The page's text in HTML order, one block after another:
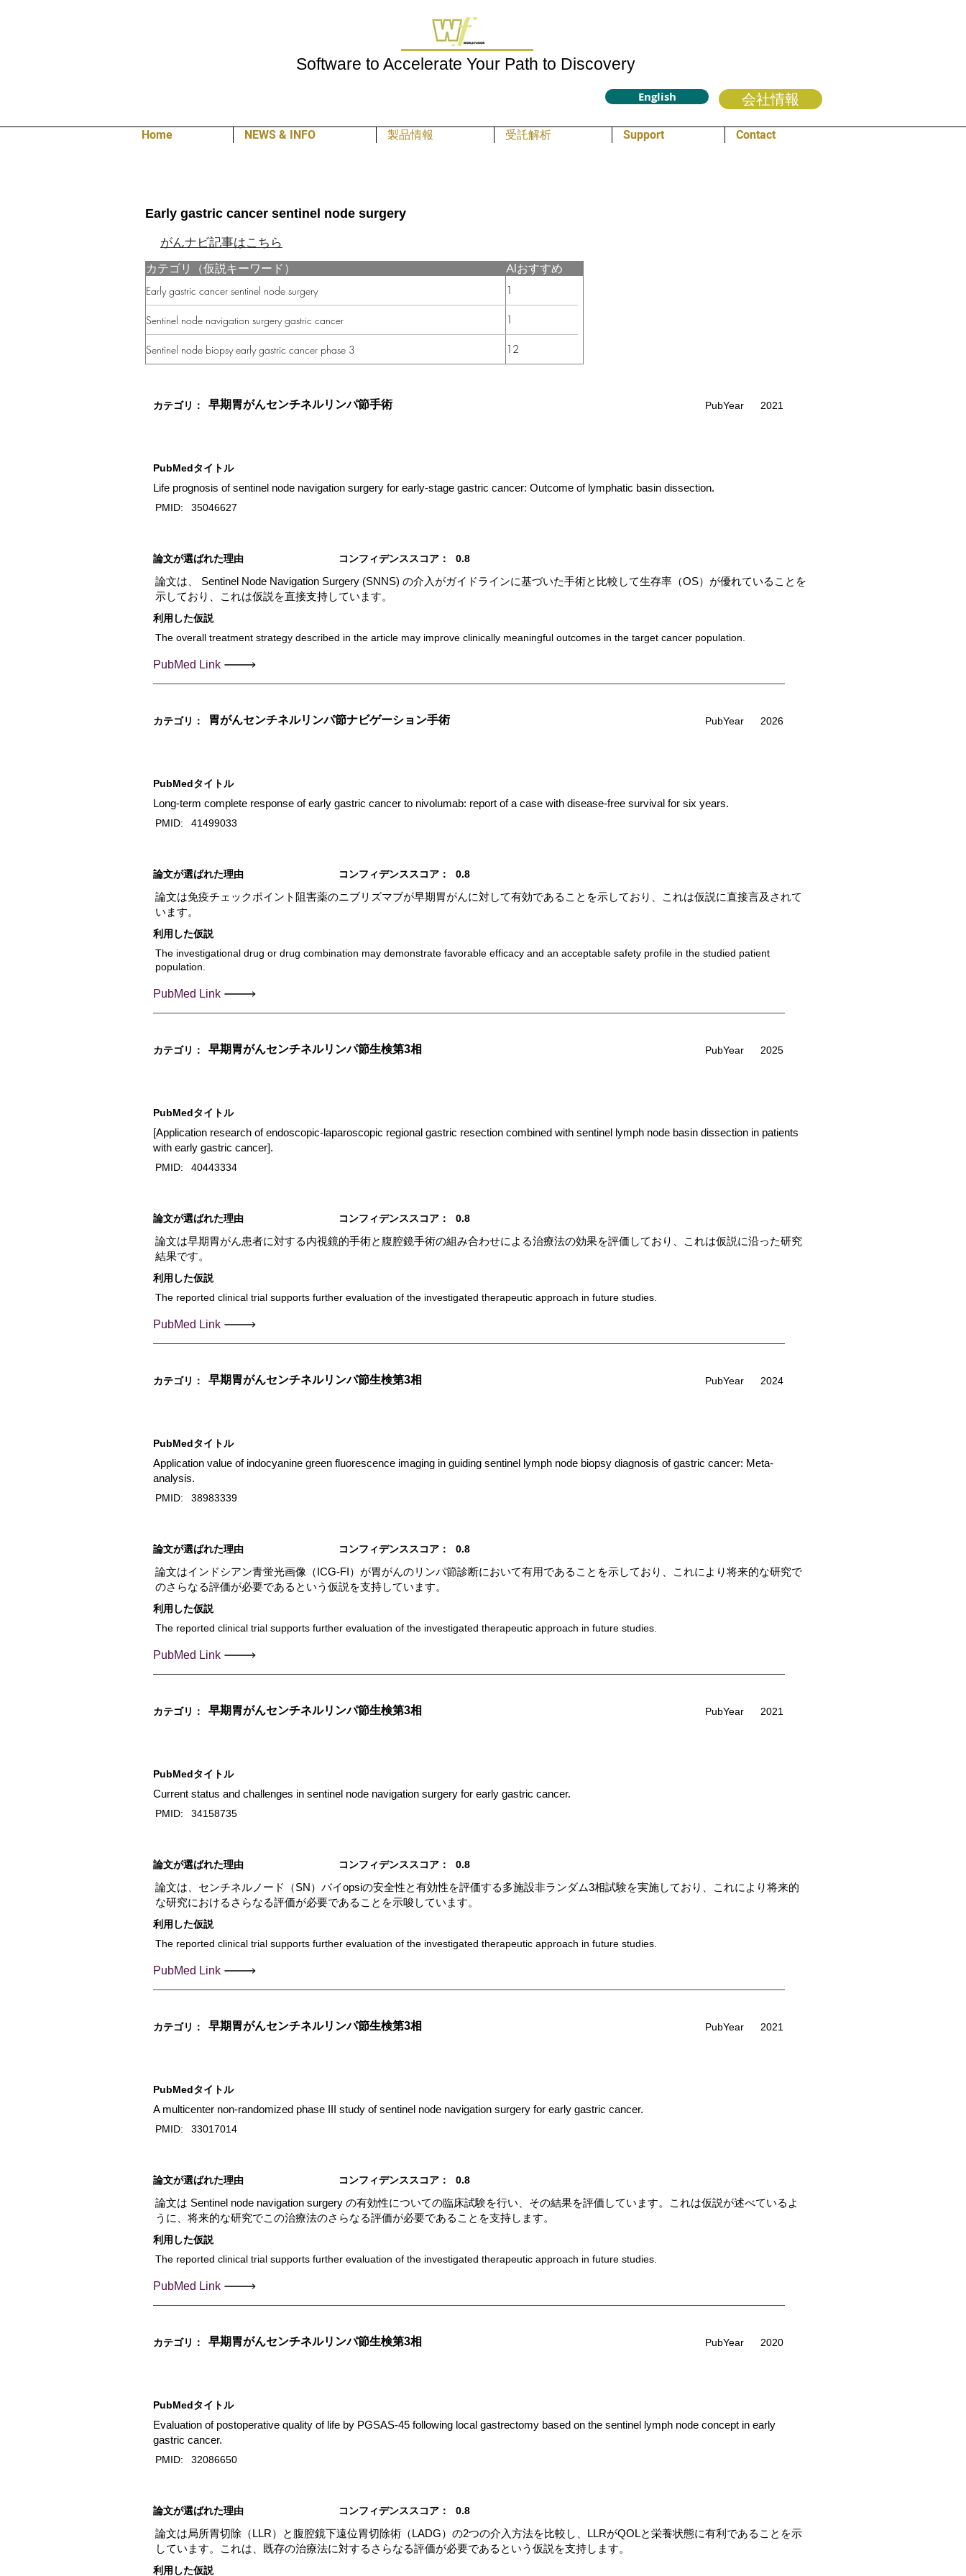
Software to Accelerate Your Path to Discovery
English 会社情報
Home NEWS & INFO 製品情報 受託解析 Support Contact
Early gastric cancer sentinel node surgery
がんナビ記事はこちら
カテゴリ（仮説キーワード）
AIおすすめ
Early gastric cancer sentinel node surgery 1
Sentinel node navigation surgery gastric cancer 1
Sentinel node biopsy early gastric cancer phase 3 12
カテゴリ： 早期胃がんセンチネルリンパ節手術 PubYear 2021
PubMedタイトル
Life prognosis of sentinel node navigation surgery for early-stage gastric cancer: Outcome of lymphatic basin dissection.
PMID: 35046627
​論文が選ばれた理由 コンフィデンススコア： 0.8
論文は、 Sentinel Node Navigation Surgery (SNNS) の介入がガイドラインに基づいた手術と比較して生存率（OS）が優れていることを
示しており、これは仮説を直接支持しています。
利用した仮説
The overall treatment strategy described in the article may improve clinically meaningful outcomes in the target cancer population.
PubMed Link
カテゴリ： 胃がんセンチネルリンパ節ナビゲーション手術 PubYear 2026
PubMedタイトル
Long-term complete response of early gastric cancer to nivolumab: report of a case with disease-free survival for six years.
PMID: 41499033
​論文が選ばれた理由 コンフィデンススコア： 0.8
論文は免疫チェックポイント阻害薬のニブリズマブが早期胃がんに対して有効であることを示しており、これは仮説に直接言及されて
います。
利用した仮説
The investigational drug or drug combination may demonstrate favorable efficacy and an acceptable safety profile in the studied patient
population.
PubMed Link
カテゴリ： 早期胃がんセンチネルリンパ節生検第3相 PubYear 2025
PubMedタイトル
[Application research of endoscopic-laparoscopic regional gastric resection combined with sentinel lymph node basin dissection in patients
with early gastric cancer].
PMID: 40443334
​論文が選ばれた理由 コンフィデンススコア： 0.8
論文は早期胃がん患者に対する内視鏡的手術と腹腔鏡手術の組み合わせによる治療法の効果を評価しており、これは仮説に沿った研究
結果です。
利用した仮説
The reported clinical trial supports further evaluation of the investigated therapeutic approach in future studies.
PubMed Link
カテゴリ： 早期胃がんセンチネルリンパ節生検第3相 PubYear 2024
PubMedタイトル
Application value of indocyanine green fluorescence imaging in guiding sentinel lymph node biopsy diagnosis of gastric cancer: Meta-
analysis.
PMID: 38983339
​論文が選ばれた理由 コンフィデンススコア： 0.8
論文はインドシアン青蛍光画像（ICG-FI）が胃がんのリンパ節診断において有用であることを示しており、これにより将来的な研究で
のさらなる評価が必要であるという仮説を支持しています。
利用した仮説
The reported clinical trial supports further evaluation of the investigated therapeutic approach in future studies.
PubMed Link
カテゴリ： 早期胃がんセンチネルリンパ節生検第3相 PubYear 2021
PubMedタイトル
Current status and challenges in sentinel node navigation surgery for early gastric cancer.
PMID: 34158735
​論文が選ばれた理由 コンフィデンススコア： 0.8
論文は、センチネルノード（SN）バイopsiの安全性と有効性を評価する多施設非ランダム3相試験を実施しており、これにより将来的
な研究におけるさらなる評価が必要であることを示唆しています。
利用した仮説
The reported clinical trial supports further evaluation of the investigated therapeutic approach in future studies.
PubMed Link
カテゴリ： 早期胃がんセンチネルリンパ節生検第3相 PubYear 2021
PubMedタイトル
A multicenter non-randomized phase III study of sentinel node navigation surgery for early gastric cancer.
PMID: 33017014
​論文が選ばれた理由 コンフィデンススコア： 0.8
論文は Sentinel node navigation surgery の有効性についての臨床試験を行い、その結果を評価しています。これは仮説が述べているよ
うに、将来的な研究でこの治療法のさらなる評価が必要であることを支持します。
利用した仮説
The reported clinical trial supports further evaluation of the investigated therapeutic approach in future studies.
PubMed Link
カテゴリ： 早期胃がんセンチネルリンパ節生検第3相 PubYear 2020
PubMedタイトル
Evaluation of postoperative quality of life by PGSAS-45 following local gastrectomy based on the sentinel lymph node concept in early
gastric cancer.
PMID: 32086650
​論文が選ばれた理由 コンフィデンススコア： 0.8
論文は局所胃切除（LLR）と腹腔鏡下遠位胃切除術（LADG）の2つの介入方法を比較し、LLRがQOLと栄養状態に有利であることを示
しています。これは、既存の治療法に対するさらなる評価が必要であるという仮説を支持します。
利用した仮説